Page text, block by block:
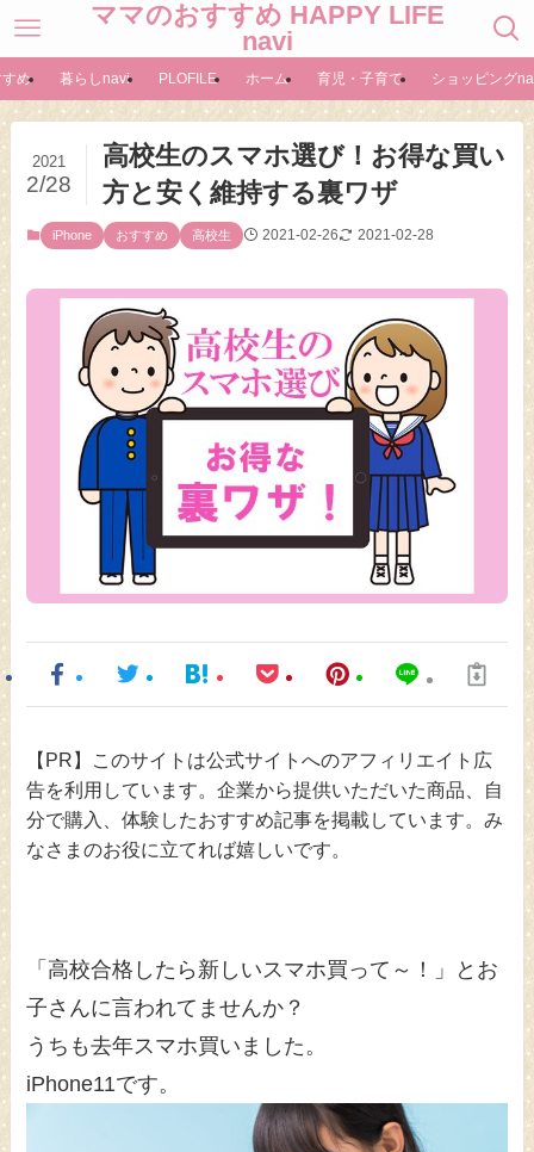
ママのおすすめ HAPPY LIFE
navi
め 暮らしnavi PLOFILE ホーム 育児・子育て ショッピング
高校生のスマホ選び！お得な買い
方と安く維持する裏ワザ
2021
2/28
iPhone おすすめ 高校生 2021-02-26 2021-02-28
【PR】このサイトは公式サイトへのアフィリエイト広
告を利用しています。企業から提供いただいた商品、自
分で購入、体験したおすすめ記事を掲載しています。み
なさまのお役に立てれば嬉しいです。
「高校合格したら新しいスマホ買って～！」とお
子さんに言われてませんか？
うちも去年スマホ買いました。
iPhone11です。